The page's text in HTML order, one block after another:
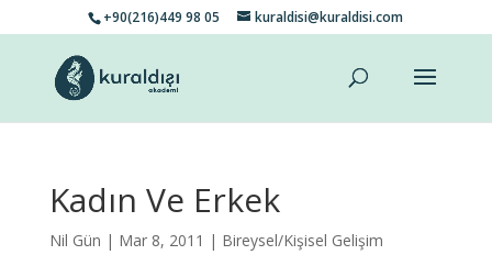
+90(216)449 98 05 kuraldisi@kuraldisi.com
Kadın Ve Erkek
Nil Gün | Mar 8, 2011 | Bireysel/Kişisel Gelişim